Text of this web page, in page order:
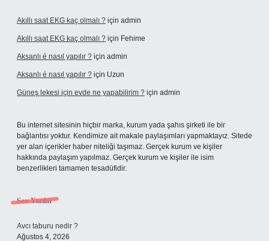
Akıllı saat EKG kaç olmalı ? için admin
Akıllı saat EKG kaç olmalı ? için Fehime
Aksanlı é nasıl yapılır ? için admin
Aksanlı é nasıl yapılır ? için Uzun
Güneş lekesi için evde ne yapabilirim ? için admin
Bu internet sitesinin hiçbir marka, kurum yada şahıs şirketi ile bir
bağlantısı yoktur. Kendimize ait makale paylaşımları yapmaktayız. Sitede
yer alan içerikler haber niteliği taşımaz. Gerçek kurum ve kişiler
hakkında paylaşım yapılmaz. Gerçek kurum ve kişiler ile isim
benzerlikleri tamamen tesadüfidir.
Son Yazılar
Avcı taburu nedir ?
Ağustos 4, 2026